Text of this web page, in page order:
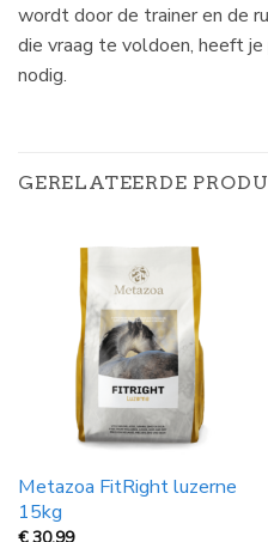
wordt door de trainer en de
die vraag te voldoen, heeft
nodig.
GERELATEERDE
Metazoa FitRight luzerne
15kg
€30,99